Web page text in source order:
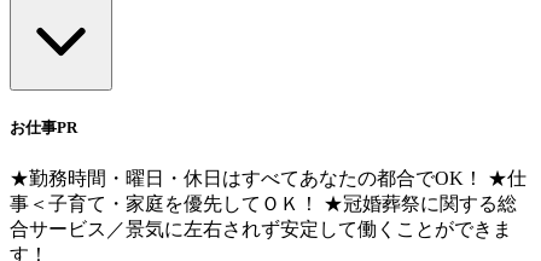
お仕事PR
★勤務時間・曜日・休日はすべてあなたの都合でOK！ ★仕
事＜子育て・家庭を優先してＯＫ！ ★冠婚葬祭に関する総
合サービス／景気に左右されず安定して働くことができま
す！